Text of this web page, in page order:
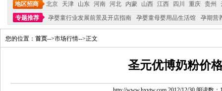
地区招商 北京 天津 山东 河南 河北 内蒙 山西 江西 四川 重庆 贵州
专题推荐
孕婴童行业发展前景及开店指南 孕婴童母婴用品生活馆 孕期营
您的位置： 首页-->市场行情-->正文
圣元优博奶粉价